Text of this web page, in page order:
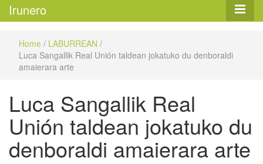
Irunero
Home / LABURREAN /
Luca Sangallik Real Unión taldean jokatuko du denboraldi
amaierara arte
Luca Sangallik Real
Unión taldean jokatuko du
denboraldi amaierara arte